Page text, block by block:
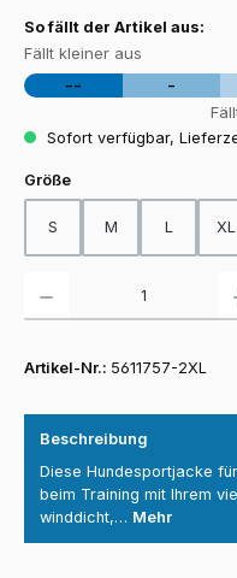
So fällt der Artikel aus:
Fällt kleiner aus
-- -
Sofort verfügbar,
Größeauswählen
S M L XL
Artikel-Nr.: 5611757-2XL
Beschreibung
Diese Hundesportjacke
beim Training mit Ihrem
winddicht,… Mehr